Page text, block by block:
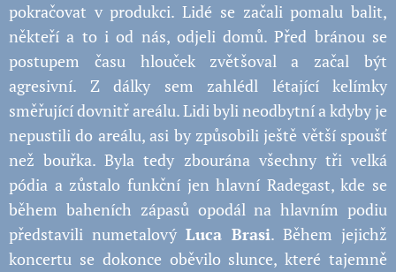
pokračovat v produkci. Lidé se začali pomalu balit,
někteří a to i od nás, odjeli domů. Před bránou se
postupem času hlouček zvětšoval a začal být
agresivní. Z dálky sem zahlédl létající kelímky
směřující dovnitř areálu. Lidi byli neodbytní a kdyby je
nepustili do areálu, asi by způsobili ještě větší spoušť
než bouřka. Byla tedy zbourána všechny tři velká
pódia a zůstalo funkční jen hlavní Radegast, kde se
během baheních zápasů opodál na hlavním podiu
představili numetalový Luca Brasi. Během jejichž
koncertu se dokonce oběvilo slunce, které tajemně